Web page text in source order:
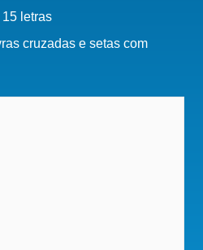
letras
cruzadas e setas com